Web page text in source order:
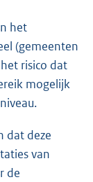
het
(gemeenten
risico dat
mogelijk
dat deze
van
de